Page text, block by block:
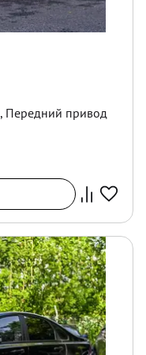
, Передний привод